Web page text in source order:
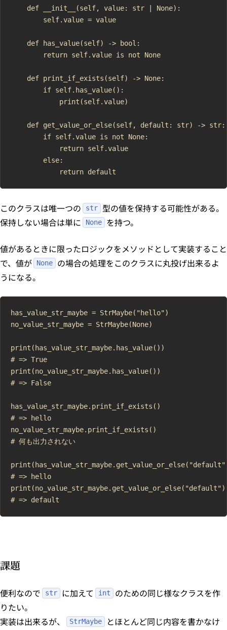
    def __init__(self, value: str | None):
        self.value = value
    def has_value(self) -> bool:
        return self.value is not None
    def print_if_exists(self) -> None:
        if self.has_value():
            print(self.value)
    def get_value_or_else(self, default: str) -> str:
        if self.value is not None:
            return self.value
        else:
このクラスは唯一つの str 型の値を保持する可能性がある。
保持しない場合は単に
None を持つ。
値があるときに限ったロジックをメソッドとして実装すること
で、値が
None
の場合の処理をこのクラスに丸投げ出来るよ
うになる。
has_value_str_maybe = StrMaybe("hello")
no_value_str_maybe = StrMaybe(None)
print(has_value_str_maybe.has_value())
# => True
print(no_value_str_maybe.has_value())
# => False
has_value_str_maybe.print_if_exists()
# => hello
no_value_str_maybe.print_if_exists()
# 何も出力されない
# => hello
課題
便利なので str に加えて int
のための同じ様なクラスを作
りたい。
実装は出来るが、
StrMaybe
とほとんど同じ内容を書かなけ